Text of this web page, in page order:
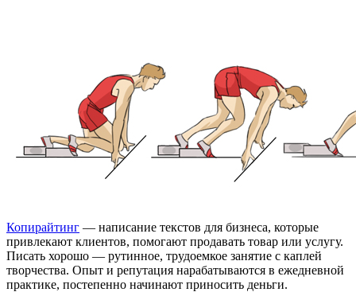
Копирайтинг — написание текстов для бизнеса, которые
привлекают клиентов, помогают продавать товар или услугу.
Писать хорошо — рутинное, трудоемкое занятие с каплей
творчества. Опыт и репутация нарабатываются в ежедневной
практике, постепенно начинают приносить деньги.